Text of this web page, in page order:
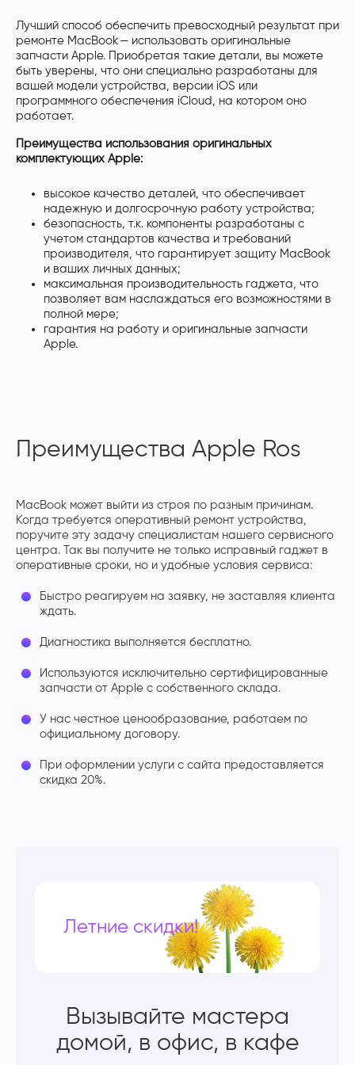
Лучший способ обеспечить превосходный результат при
ремонте MacBook — использовать оригинальные
запчасти Apple. Приобретая такие детали, вы можете
быть уверены, что они специально разработаны для
вашей модели устройства, версии iOS или
программного обеспечения iCloud, на котором оно
работает.
Преимущества использования оригинальных
комплектующих Apple:
высокое качество деталей, что обеспечивает
надежную и долгосрочную работу устройства;
безопасность, т.к. компоненты разработаны с
учетом стандартов качества и требований
производителя, что гарантирует защиту MacBook
и ваших личных данных;
максимальная производительность гаджета, что
позволяет вам наслаждаться его возможностями в
полной мере;
гарантия на работу и оригинальные запчасти
Apple.
Преимущества Apple Ros
MacBook может выйти из строя по разным причинам.
Когда требуется оперативный ремонт устройства,
поручите эту задачу специалистам нашего сервисного
центра. Так вы получите не только исправный гаджет в
оперативные сроки, но и удобные условия сервиса:
Быстро реагируем на заявку, не заставляя клиента
ждать.
Диагностика выполняется бесплатно.
Используются исключительно сертифицированные
запчасти от Apple с собственного склада.
У нас честное ценообразование, работаем по
официальному договору.
При оформлении услуги с сайта предоставляется
скидка 20%.
Летние скидки!
Вызывайте мастера
домой, в офис, в кафе